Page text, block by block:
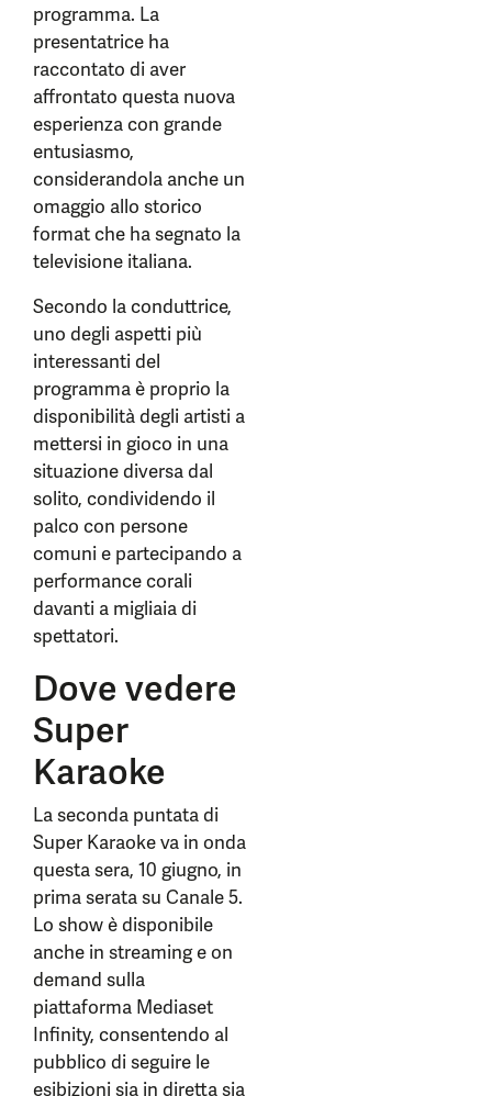
programma. La
presentatrice ha
raccontato di aver
affrontato questa nuova
esperienza con grande
entusiasmo,
considerandola anche un
omaggio allo storico
format che ha segnato la
televisione italiana.
Secondo la conduttrice,
uno degli aspetti più
interessanti del
programma è proprio la
disponibilità degli artisti a
mettersi in gioco in una
situazione diversa dal
solito, condividendo il
palco con persone
comuni e partecipando a
performance corali
davanti a migliaia di
spettatori.
Dove vedere
Super
Karaoke
La seconda puntata di
Super Karaoke va in onda
questa sera, 10 giugno, in
prima serata su Canale 5.
Lo show è disponibile
anche in streaming e on
demand sulla
piattaforma Mediaset
Infinity, consentendo al
pubblico di seguire le
esibizioni sia in diretta sia